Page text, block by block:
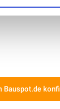
Bauspot.de